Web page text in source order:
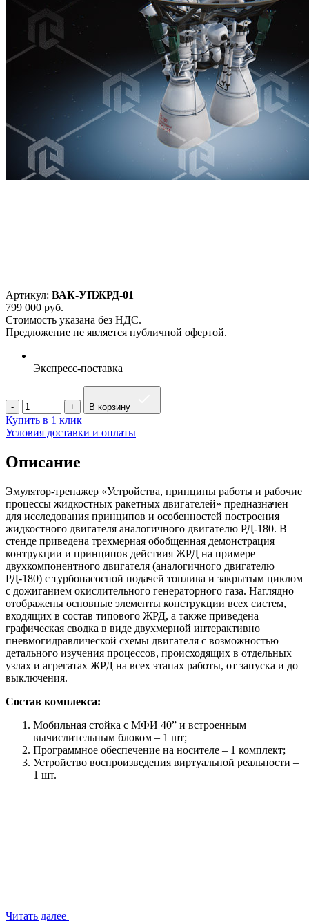
Артикул: ВАК-УПЖРД-01
799 000 руб.
Стоимость указана без НДС.
Предложение не является публичной офертой.
Экспресс-поставка
В корзину
Купить в 1 клик
Условия доставки и оплаты
Описание
Эмулятор-тренажер «Устройства, принципы работы и рабочие
процессы жидкостных ракетных двигателей» предназначен
для исследования принципов и особенностей построения
жидкостного двигателя аналогичного двигателю РД-180. В
стенде приведена трехмерная обобщенная демонстрация
контрукции и принципов действия ЖРД на примере
двухкомпонентного двигателя (аналогичного двигателю
РД-180) с турбонасосной подачей топлива и закрытым циклом
с дожиганием окислительного генераторного газа. Наглядно
отображены основные элементы конструкции всех систем,
входящих в состав типового ЖРД, а также приведена
графическая сводка в виде двухмерной интерактивно
пневмогидравлической схемы двигателя с возможностью
детального изучения процессов, происходящих в отдельных
узлах и агрегатах ЖРД на всех этапах работы, от запуска и до
выключения.
Состав комплекса:
Мобильная стойка с МФИ 40” и встроенным
вычислительным блоком – 1 шт;
Программное обеспечение на носителе – 1 комплект;
Устройство воспроизведения виртуальной реальности –
1 шт.
Читать далее